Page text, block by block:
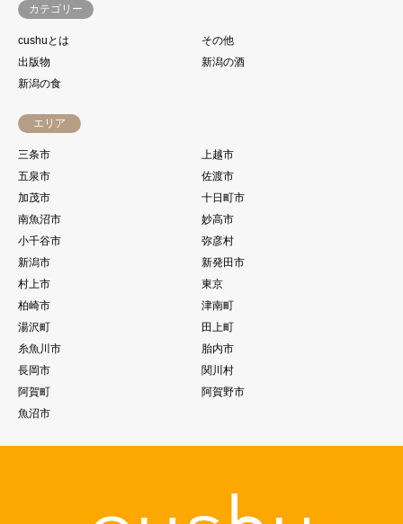
カテゴリー
cushuとは
その他
出版物
新潟の酒
新潟の食
エリア
三条市
上越市
五泉市
佐渡市
加茂市
十日町市
南魚沼市
妙高市
小千谷市
弥彦村
新潟市
新発田市
村上市
東京
柏崎市
津南町
湯沢町
田上町
糸魚川市
胎内市
長岡市
関川村
阿賀町
阿賀野市
魚沼市